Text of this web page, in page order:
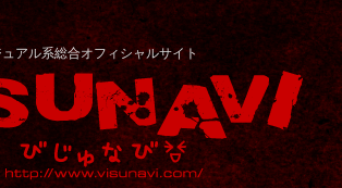
ュアル系総合オフィシャルサイト